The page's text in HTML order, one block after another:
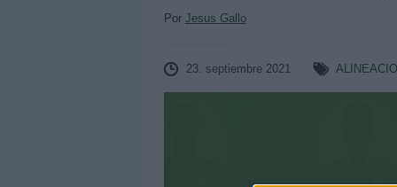
Por Jesus Gallo
23. septiembre 2021